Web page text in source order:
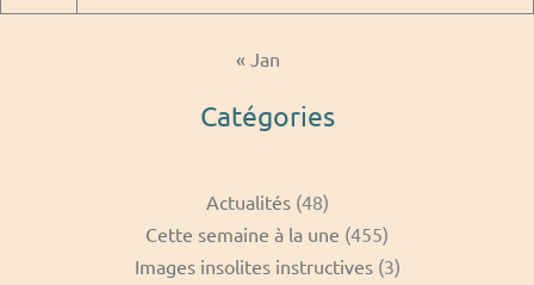
« Jan
Catégories
Actualités(48)
Cette semaine à la une (455)
Images insolites instructives(3)